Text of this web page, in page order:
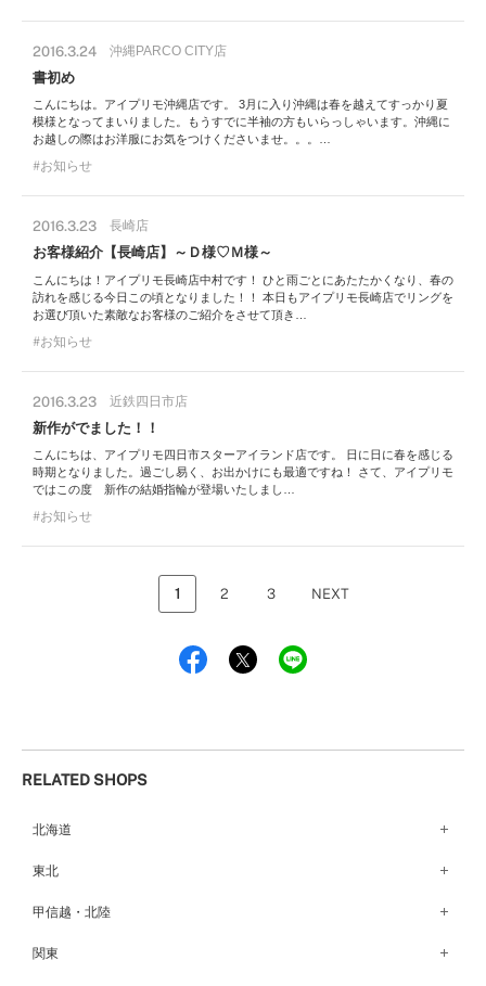
2016.3.24 沖縄PARCO CITY店
書初め
こんにちは。アイプリモ沖縄店です。 3月に入り沖縄は春を越えてすっかり夏
模様となってまいりました。もうすでに半袖の方もいらっしゃいます。沖縄に
お越しの際はお洋服にお気をつけくださいませ。。。…
お知らせ
2016.3.23 長崎店
お客様紹介【長崎店】～Ｄ様♡Ｍ様～
こんにちは！アイプリモ長崎店中村です！ ひと雨ごとにあたたかくなり、春の
訪れを感じる今日この頃となりました！！ 本日もアイプリモ長崎店でリングを
お選び頂いた素敵なお客様のご紹介をさせて頂き…
お知らせ
2016.3.23 近鉄四日市店
新作がでました！！
こんにちは、アイプリモ四日市スターアイランド店です。 日に日に春を感じる
時期となりました。過ごし易く、お出かけにも最適ですね！ さて、アイプリモ
ではこの度 新作の結婚指輪が登場いたしまし…
お知らせ
1 2 3 NEXT
RELATED SHOPS
北海道
札幌店（134）
東北
弘前パークホテル店（180）
甲信越・北陸
甲府店（63）
関東